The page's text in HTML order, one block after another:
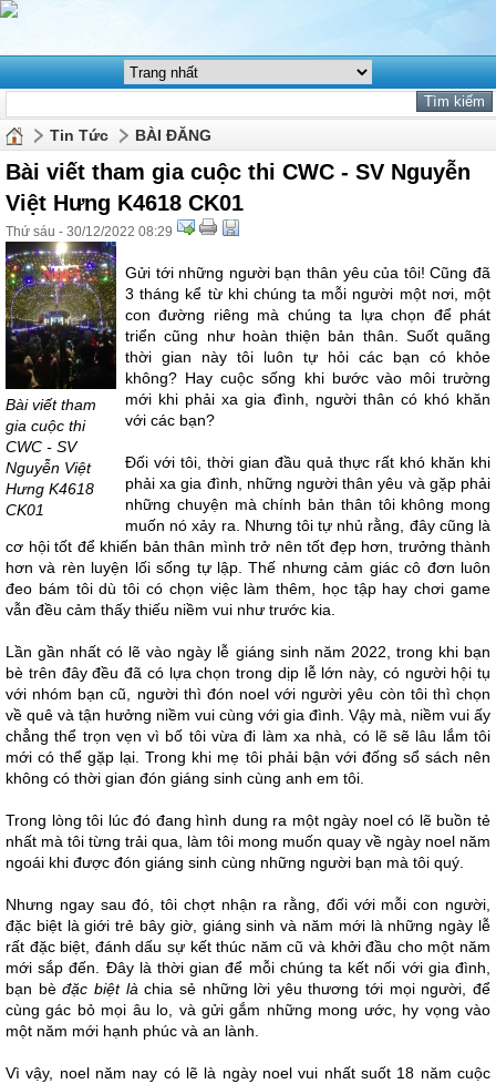
Tin Tức BÀI ĐĂNG
Bài viết tham gia cuộc thi CWC - SV Nguyễn
Việt Hưng K4618 CK01
Thứ sáu - 30/12/2022 08:29
Bài viết tham
gia cuộc thi
CWC - SV
Nguyễn Việt
Hưng K4618
CK01
Gửi tới những người bạn thân yêu của tôi! Cũng đã
3 tháng kể từ khi chúng ta mỗi người một nơi, một
con đường riêng mà chúng ta lựa chọn để phát
triển cũng như hoàn thiện bản thân. Suốt quãng
thời gian này tôi luôn tự hỏi các bạn có khỏe
không? Hay cuộc sống khi bước vào môi trường
mới khi phải xa gia đình, người thân có khó khăn
với các bạn?
Đối với tôi, thời gian đầu quả thực rất khó khăn khi
phải xa gia đình, những người thân yêu và gặp phải
những chuyện mà chính bản thân tôi không mong
muốn nó xảy ra. Nhưng tôi tự nhủ rằng, đây cũng là
cơ hội tốt để khiến bản thân mình trở nên tốt đẹp hơn, trưởng thành
hơn và rèn luyện lối sống tự lập. Thế nhưng cảm giác cô đơn luôn
đeo bám tôi dù tôi có chọn việc làm thêm, học tập hay chơi game
vẫn đều cảm thấy thiếu niềm vui như trước kia.
Lần gần nhất có lẽ vào ngày lễ giáng sinh năm 2022, trong khi bạn
bè trên đây đều đã có lựa chọn trong dịp lễ lớn này, có người hội tụ
với nhóm bạn cũ, người thì đón noel với người yêu còn tôi thì chọn
về quê và tận hưởng niềm vui cùng với gia đình. Vậy mà, niềm vui ấy
chẳng thể trọn vẹn vì bố tôi vừa đi làm xa nhà, có lẽ sẽ lâu lắm tôi
mới có thể gặp lại. Trong khi mẹ tôi phải bận với đống sổ sách nên
không có thời gian đón giáng sinh cùng anh em tôi.
Trong lòng tôi lúc đó đang hình dung ra một ngày noel có lẽ buồn tẻ
nhất mà tôi từng trải qua, làm tôi mong muốn quay về ngày noel năm
ngoái khi được đón giáng sinh cùng những người bạn mà tôi quý.
Nhưng ngay sau đó, tôi chợt nhận ra rằng, đối với mỗi con người,
đặc biệt là giới trẻ bây giờ, giáng sinh và năm mới là những ngày lễ
rất đặc biệt, đánh dấu sự kết thúc năm cũ và khởi đầu cho một năm
mới sắp đến. Đây là thời gian để mỗi chúng ta kết nối với gia đình,
bạn bèđặc biệt là chia sẻ những lời yêu thương tới mọi người, để
cùng gác bỏ mọi âu lo, và gửi gắm những mong ước, hy vọng vào
một năm mới hạnh phúc và an lành.
Vì vậy, noel năm nay có lẽ là ngày noel vui nhất suốt 18 năm cuộc